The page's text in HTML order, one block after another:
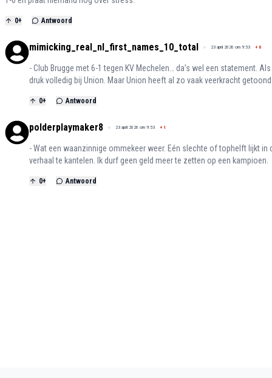
0+ Antwoord
mimicking_real_nl_first_names_10_total 23 april 2026 om 9:53 + 0
- Club Brugge met 6-1 tegen KV Mechelen… da’s wel een statement.
druk volledig bij Union. Maar Union heeft al zo vaak veerkracht
0+ Antwoord
polderplaymaker8 23 april 2026 om 9:53 + 1
- Wat een waanzinnige ommekeer weer. Eén slechte of tophelft lijkt
verhaal te kantelen. Ik durf geen geld meer te zetten op een kampioen.
0+ Antwoord